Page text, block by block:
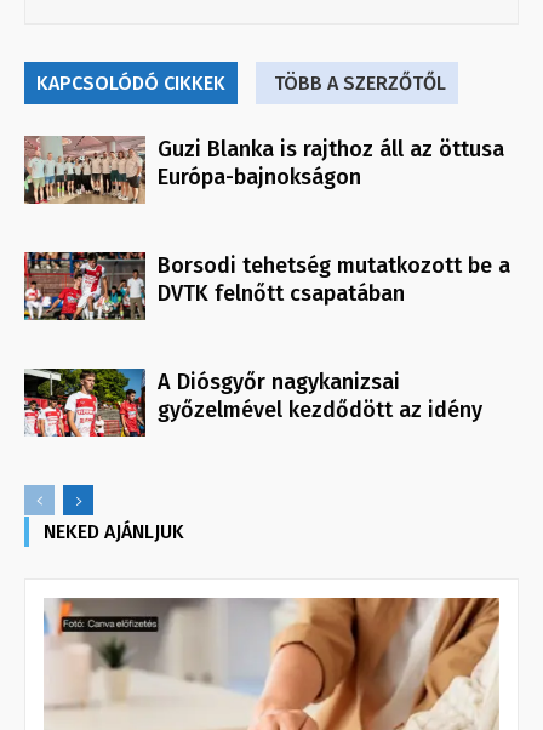
KAPCSOLÓDÓ CIKKEK TÖBB A SZERZŐTŐL
Guzi Blanka is rajthoz áll az öttusa
Európa-bajnokságon
Borsodi tehetség mutatkozott be a
DVTK felnőtt csapatában
A Diósgyőr nagykanizsai
győzelmével kezdődött az idény
NEKED AJÁNLJUK